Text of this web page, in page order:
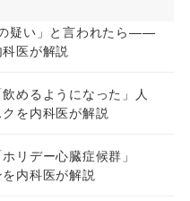
疑い」と言われたら——
医が解説
めるようになった」人
を内科医が解説
リデー心臓症候群」
内科医が解説